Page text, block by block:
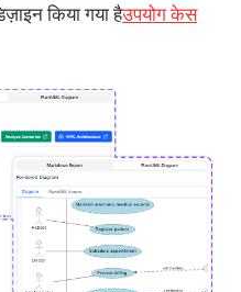
किया गया हैउपयोग केस